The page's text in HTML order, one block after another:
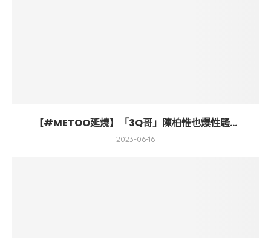
【#METOO延燒】「3Q哥」陳柏惟也爆性騷...
2023-06-16